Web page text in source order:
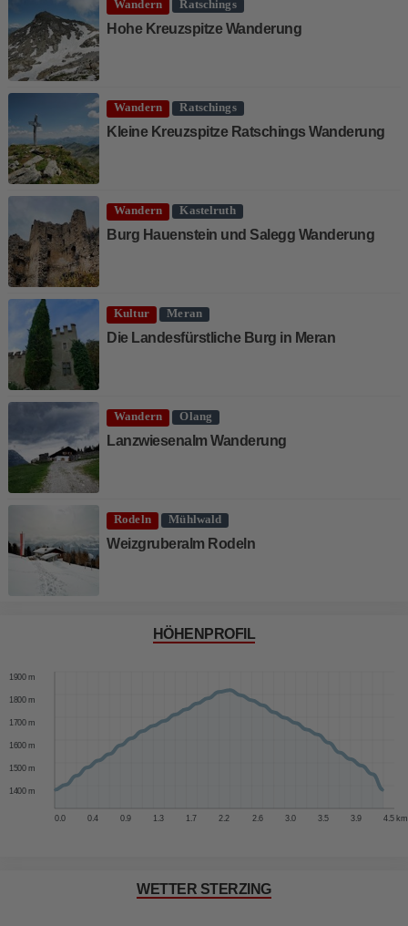
Wandern Ratschings
Hohe Kreuzspitze Wanderung
Wandern Ratschings
Kleine Kreuzspitze Ratschings Wanderung
Wandern Kastelruth
Burg Hauenstein und Salegg Wanderung
Kultur Meran
Die Landesfürstliche Burg in Meran
Wandern Olang
Lanzwiesenalm Wanderung
Rodeln Mühlwald
Weizgruberalm Rodeln
HÖHENPROFIL
0.0 0.4 0.9 1.3 1.7 2.2 2.6 3.0 3.5 3.9 4.5 km
1400 m
1500 m
1600 m
1700 m
1800 m
1900 m
WETTER STERZING